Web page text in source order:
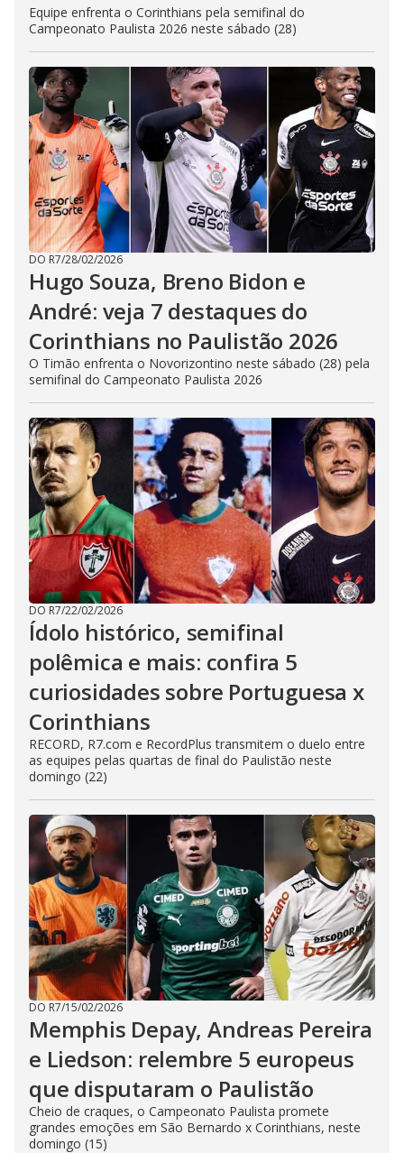
Equipe enfrenta o Corinthians pela semifinal do
Campeonato Paulista 2026 neste sábado (28)
DO R7/28/02/2026
Hugo Souza, Breno Bidon e
André: veja 7 destaques do
Corinthians no Paulistão 2026
O Timão enfrenta o Novorizontino neste sábado (28) pela
semifinal do Campeonato Paulista 2026
DO R7/22/02/2026
Ídolo histórico, semifinal
polêmica e mais: confira 5
curiosidades sobre Portuguesa x
Corinthians
RECORD, R7.com e RecordPlus transmitem o duelo entre
as equipes pelas quartas de final do Paulistão neste
domingo (22)
DO R7/15/02/2026
Memphis Depay, Andreas Pereira
e Liedson: relembre 5 europeus
que disputaram o Paulistão
Cheio de craques, o Campeonato Paulista promete
grandes emoções em São Bernardo x Corinthians, neste
domingo (15)